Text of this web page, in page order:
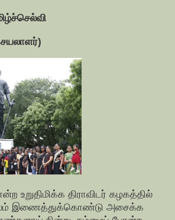
உறுதிமிக்க திராவிடர் கழகத்தில்
இணைத்துக்கொண்டு அசைக்க